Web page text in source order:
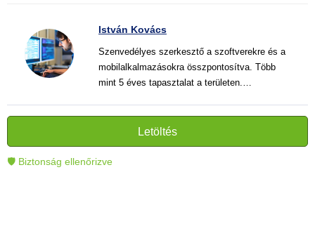
István Kovács
Szenvedélyes szerkesztő a szoftverekre és a
mobilalkalmazásokra összpontosítva. Több
mint 5 éves tapasztalat a területen.
és informatív szövegek alkotója, amelyek
segítik az olvasókat a modern technológia jobb
megértésében és használatában.
Letöltés
🛡 Biztonság ellenőrizve